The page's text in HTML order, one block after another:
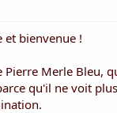
et bienvenue !
Pierre Merle Bleu,
qu'il ne voit